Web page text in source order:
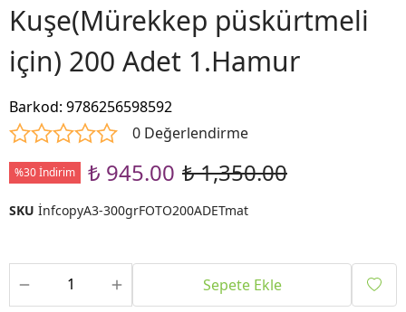
Kuşe(Mürekkep püskürtmeli
için) 200 Adet 1.Hamur
Barkod: 9786256598592
0 Değerlendirme
%30 İndirim ₺ 945.00 ₺ 1,350.00
SKU İnfcopyA3-300grFOTO200ADETmat
Sepete Ekle